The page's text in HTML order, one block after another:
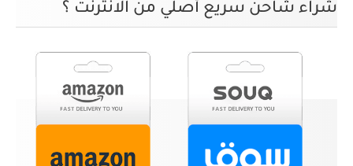
شراء شاحن سريع أصلي من الانترنت ؟